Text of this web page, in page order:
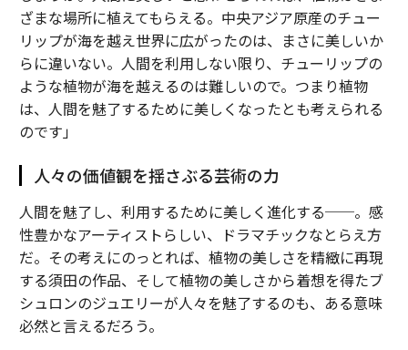
ざまな場所に植えてもらえる。中央アジア原産のチュー
リップが海を越え世界に広がったのは、まさに美しいか
らに違いない。人間を利用しない限り、チューリップの
ような植物が海を越えるのは難しいので。つまり植物
は、人間を魅了するために美しくなったとも考えられる
のです」
人々の価値観を揺さぶる芸術の力
人間を魅了し、利用するために美しく進化する──。感
性豊かなアーティストらしい、ドラマチックなとらえ方
だ。その考えにのっとれば、植物の美しさを精緻に再現
する須田の作品、そして植物の美しさから着想を得たブ
シュロンのジュエリーが人々を魅了するのも、ある意味
必然と言えるだろう。